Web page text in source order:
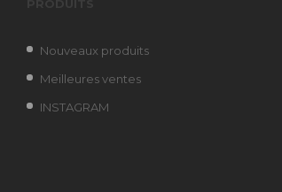
Nouveaux produits
Meilleures ventes
INSTAGRAM